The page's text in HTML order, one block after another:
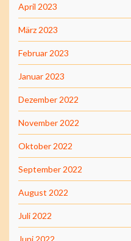
April 2023
März 2023
Februar 2023
Januar 2023
Dezember 2022
November 2022
Oktober 2022
September 2022
August 2022
Juli 2022
Juni 2022